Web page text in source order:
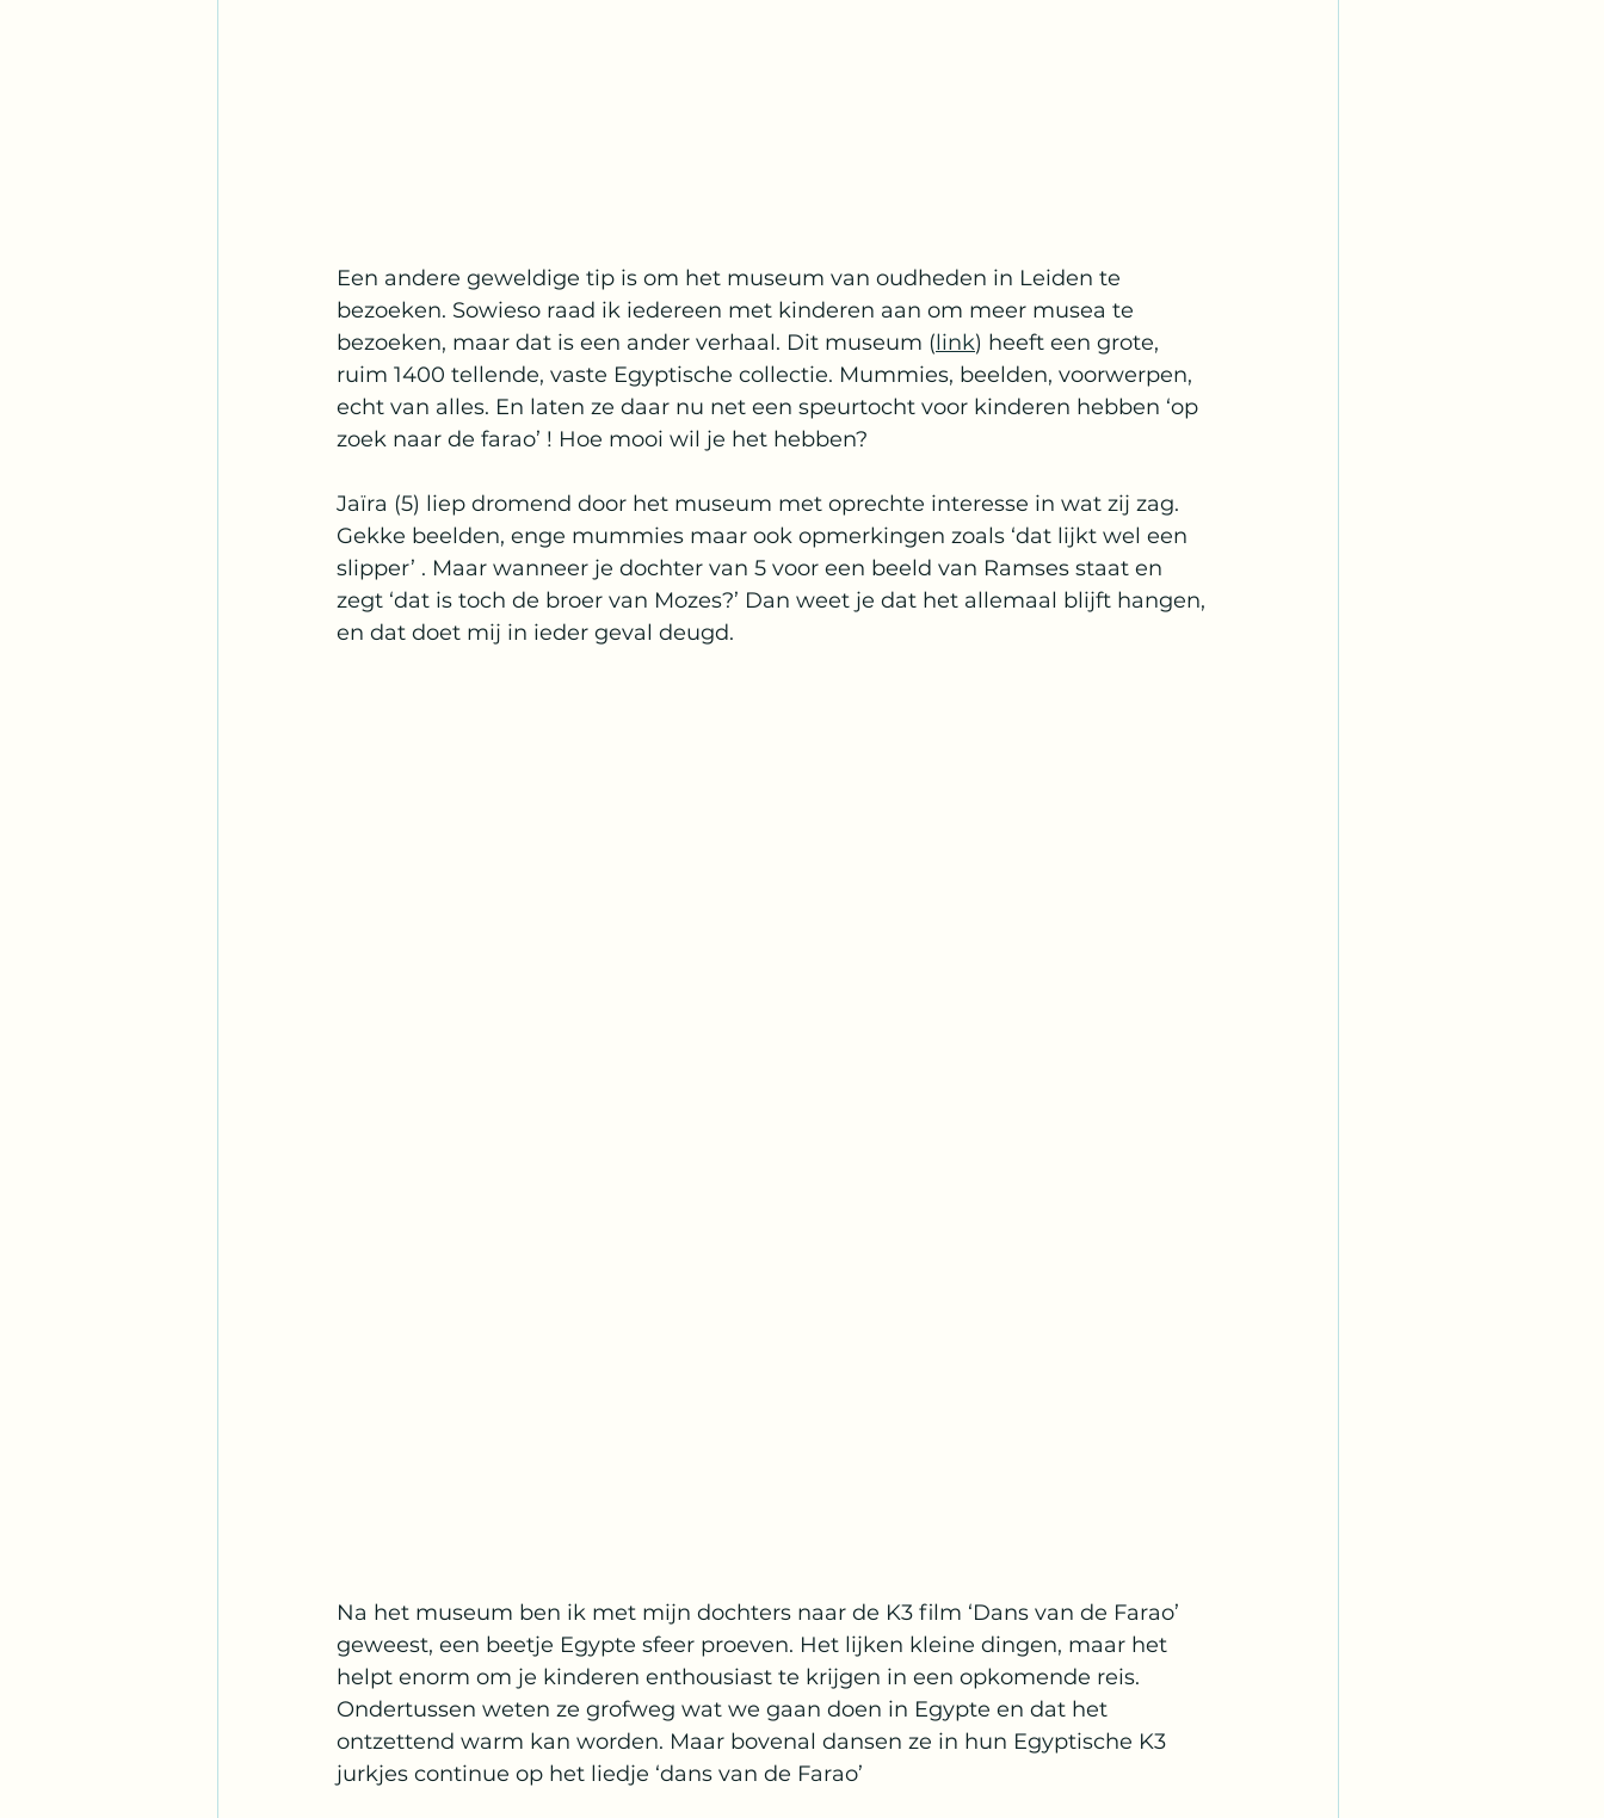
Een andere geweldige tip is om het museum van oudheden in Leiden te
bezoeken. Sowieso raad ik iedereen met kinderen aan om meer musea te
bezoeken, maar dat is een ander verhaal. Dit museum (link) heeft een grote,
ruim 1400 tellende, vaste Egyptische collectie. Mummies, beelden, voorwerpen,
echt van alles. En laten ze daar nu net een speurtocht voor kinderen hebben ‘op
zoek naar de farao’ ! Hoe mooi wil je het hebben?
Jaïra (5) liep dromend door het museum met oprechte interesse in wat zij zag.
Gekke beelden, enge mummies maar ook opmerkingen zoals ‘dat lijkt wel een
slipper’ . Maar wanneer je dochter van 5 voor een beeld van Ramses staat en
zegt ‘dat is toch de broer van Mozes?’ Dan weet je dat het allemaal blijft hangen,
en dat doet mij in ieder geval deugd.
Na het museum ben ik met mijn dochters naar de K3 film ‘Dans van de Farao’
geweest, een beetje Egypte sfeer proeven. Het lijken kleine dingen, maar het
helpt enorm om je kinderen enthousiast te krijgen in een opkomende reis.
Ondertussen weten ze grofweg wat we gaan doen in Egypte en dat het
ontzettend warm kan worden. Maar bovenal dansen ze in hun Egyptische K3
jurkjes continue op het liedje ‘dans van de Farao’